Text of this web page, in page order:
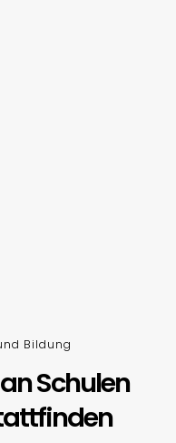
Bildung
Schulen